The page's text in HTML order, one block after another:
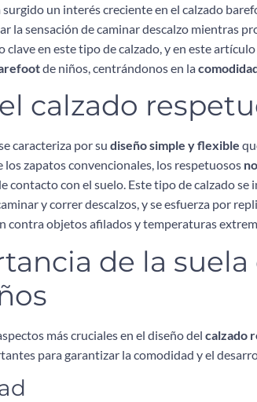
surgido un interés creciente en el calzado
la sensación de caminar descalzo mientras
clave en este tipo de calzado, y en este
de niños, centrándonos en la
calzado
caracteriza por su diseño simple y flexible
los zapatos convencionales, los respetuosos
contacto con el suelo. Este tipo de calzado
y correr descalzos, y se esfuerza por
contra objetos afilados y temperaturas
de la suela
más cruciales en el diseño del calzado
para garantizar la comodidad y el